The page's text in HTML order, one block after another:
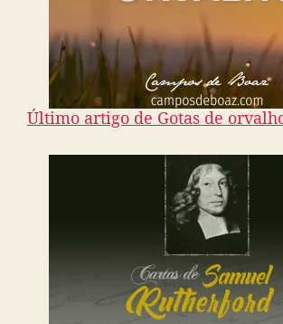
Último artigo de Gotas de